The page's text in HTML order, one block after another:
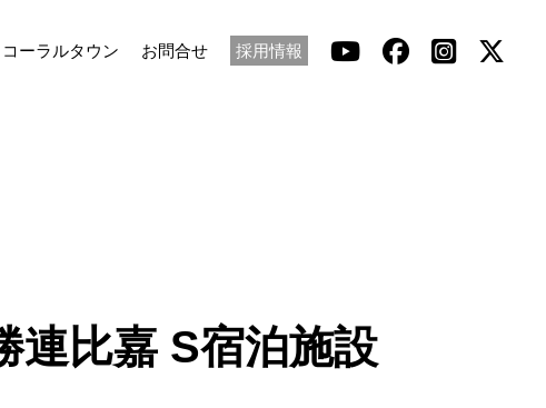
コーラルタウン お問合せ 採用情報
連比嘉 S宿泊施設